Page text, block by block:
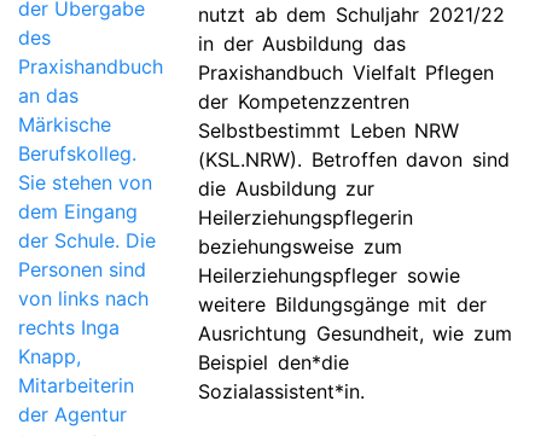
nutzt ab dem Schuljahr 2021/22
in der Ausbildung das
Praxishandbuch Vielfalt Pflegen
der Kompetenzzentren
Selbstbestimmt Leben NRW
(KSL.NRW). Betroffen davon sind
die Ausbildung zur
Heilerziehungspflegerin
beziehungsweise zum
Heilerziehungspfleger sowie
weitere Bildungsgänge mit der
Ausrichtung Gesundheit, wie zum
Beispiel den*die
Sozialassistent*in.